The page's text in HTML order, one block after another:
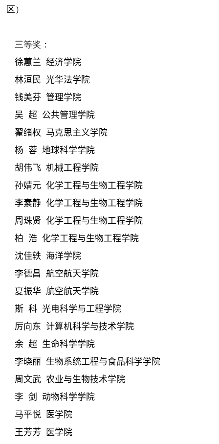
区）
三等奖：
徐蕙兰 经济学院
林洹民 光华法学院
钱美芬 管理学院
吴 超 公共管理学院
翟绪权 马克思主义学院
杨 蓉 地球科学学院
胡伟飞 机械工程学院
孙婧元 化学工程与生物工程学院
李素静 化学工程与生物工程学院
周珠贤 化学工程与生物工程学院
柏 浩 化学工程与生物工程学院
沈佳轶 海洋学院
李德昌 航空航天学院
夏振华 航空航天学院
斯 科 光电科学与工程学院
厉向东 计算机科学与技术学院
余 超 生命科学学院
李晓丽 生物系统工程与食品科学学院
周文武 农业与生物技术学院
李 剑
动物科学学院
马平悦
医学院
王芳芳
医学院